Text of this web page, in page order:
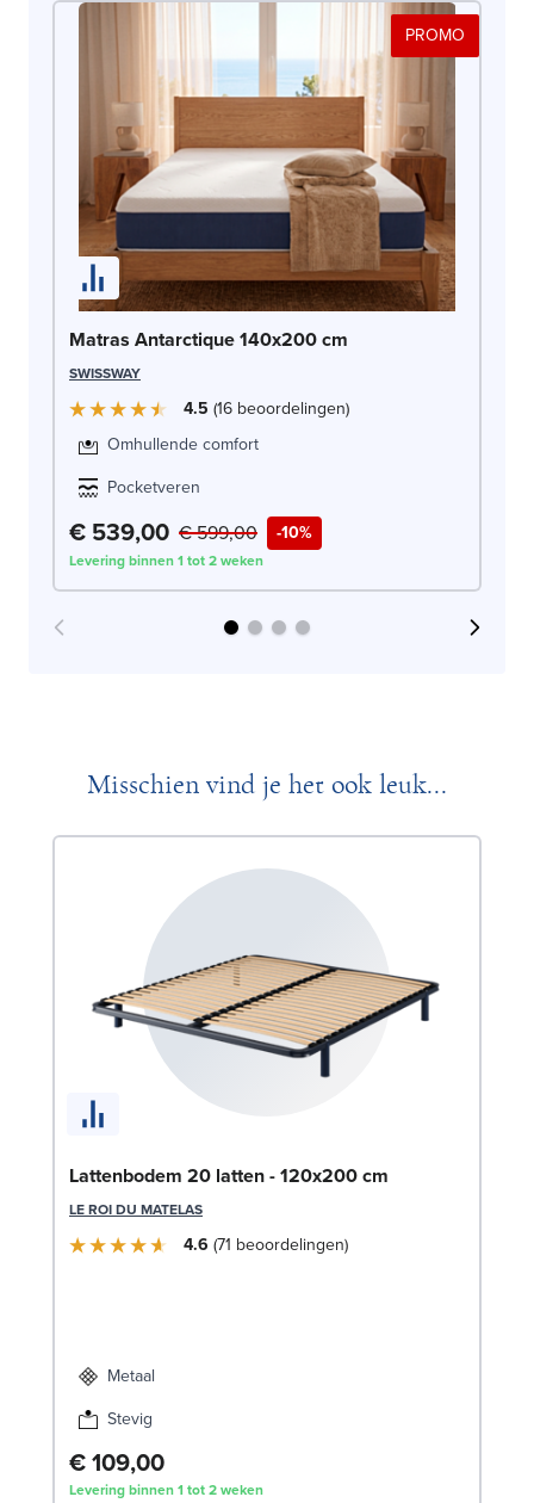
PROMO
Matras Antarctique 140x200 cm
SWISSWAY
4.5 16 beoordelingen
Omhullende comfort
Pocketveren
€ 539,00 -10%
€ 599,00
Levering binnen 1 tot 2 weken
Misschien vind je het ook leuk...
Lattenbodem 20 latten - 120x200 cm
LE ROI DU MATELAS
4.6 71 beoordelingen
Metaal
Stevig
€ 109,00
Levering binnen 1 tot 2 weken